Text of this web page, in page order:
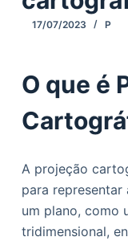
o
d
o
17/07/2023 P
O que é
A projeção
para representar
um plano, como
tridimensional,